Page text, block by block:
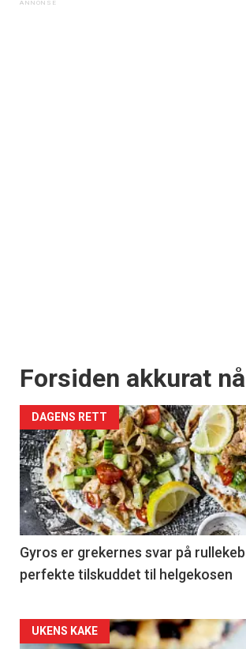
Forsiden akkurat nå
DAGENS RETT
Gyros er grekernes svar på
perfekte tilskuddet til helgekosen
Forsiden
UKENS KAKE